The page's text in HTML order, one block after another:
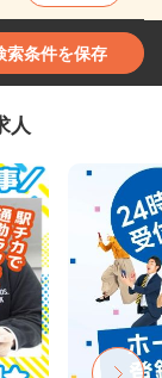
索条件を保存
人